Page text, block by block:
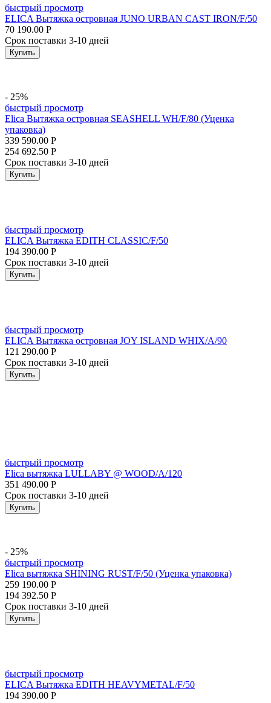
быстрый просмотр
ELICA Вытяжка островная JUNO URBAN CAST IRON/F/50
70 190.00 Р
Срок поставки 3-10 дней
Купить
- 25%
быстрый просмотр
Elica Вытяжка островная SEASHELL WH/F/80 (Уценка
упаковка)
339 590.00 Р
254 692.50 Р
Срок поставки 3-10 дней
Купить
быстрый просмотр
ELICA Вытяжка EDITH CLASSIC/F/50
194 390.00 Р
Срок поставки 3-10 дней
Купить
быстрый просмотр
ELICA Вытяжка островная JOY ISLAND WHIX/A/90
121 290.00 Р
Срок поставки 3-10 дней
Купить
быстрый просмотр
Elica вытяжка LULLABY @ WOOD/A/120
351 490.00 Р
Срок поставки 3-10 дней
Купить
- 25%
быстрый просмотр
Elica вытяжка SHINING RUST/F/50 (Уценка упаковка)
259 190.00 Р
194 392.50 Р
Срок поставки 3-10 дней
Купить
быстрый просмотр
ELICA Вытяжка EDITH HEAVYMETAL/F/50
194 390.00 Р